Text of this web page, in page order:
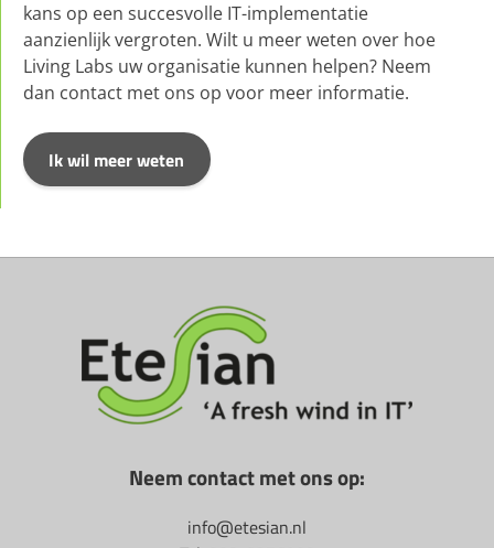
kans op een succesvolle IT-implementatie
aanzienlijk vergroten. Wilt u meer weten over hoe
Living Labs uw organisatie kunnen helpen? Neem
dan contact met ons op voor meer informatie.
Ik wil meer weten
Neem contact met ons op:
info@etesian.nl